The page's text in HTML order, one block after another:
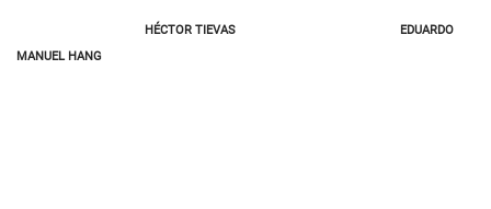
HÉCTOR TIEVAS
EDUARDO
MANUEL HANG